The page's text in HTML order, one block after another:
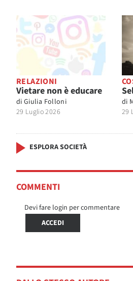
RELAZIONI
Vietare non è educare
di Giulia Folloni
29 Luglio 2026
di
29
ESPLORA SOCIETÀ
COMMENTI
Devi fare login per commentare
ACCEDI